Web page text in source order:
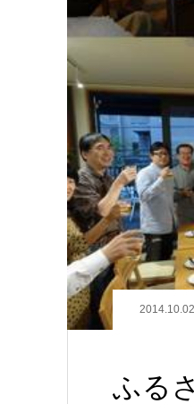
2014.10.02
ふる